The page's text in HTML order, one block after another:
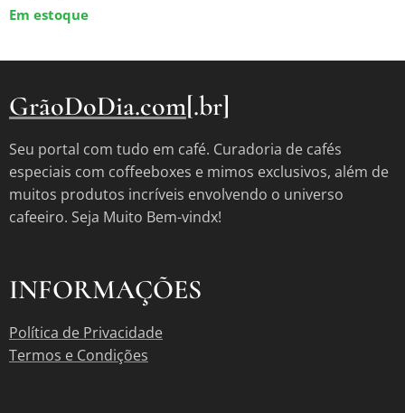
Em estoque
GrãoDoDia.com[.br]
Seu portal com tudo em café. Curadoria de cafés
especiais com coffeeboxes e mimos exclusivos, além de
muitos produtos incríveis envolvendo o universo
cafeeiro. Seja Muito Bem-vindx!
INFORMAÇÕES
Política de Privacidade
Termos e Condições